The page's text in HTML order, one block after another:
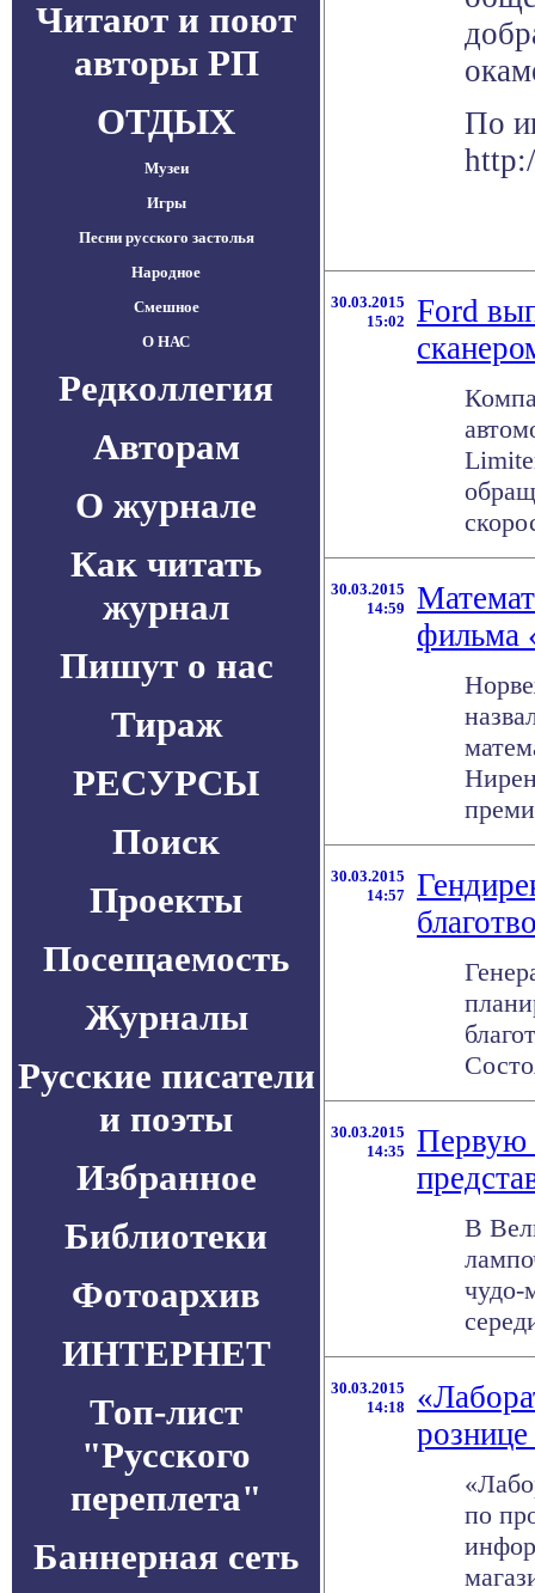
Читают и поют
авторы РП
ОТДЫХ
Музеи
Игры
Песни русского застолья
Народное
Смешное
О НАС
Редколлегия
Авторам
О журнале
Как читать
журнал
Пишут о нас
Тираж
РЕСУРСЫ
Поиск
Проекты
Посещаемость
Журналы
Русские писатели
и поэты
Избранное
Библиотеки
Фотоархив
ИНТЕРНЕТ
Топ-лист
"Русского
переплета"
Баннерная сеть
По
30.03.2015
15:02
Ford
30.03.2015
14:59
фильма
30.03.2015
14:57
30.03.2015
14:35
Первую
В
чудо-
30.03.2015
14:18
по